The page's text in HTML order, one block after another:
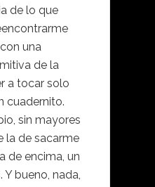
de lo que
una
de la
a tocar solo
cuadernito.
sin mayores
la de sacarme
de encima, un
bueno, nada,